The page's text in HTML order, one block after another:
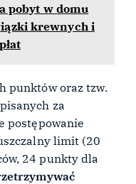
pobyt w domu
krewnych i
punktów oraz tzw.
za
postępowanie
limit (20
24 punkty dla